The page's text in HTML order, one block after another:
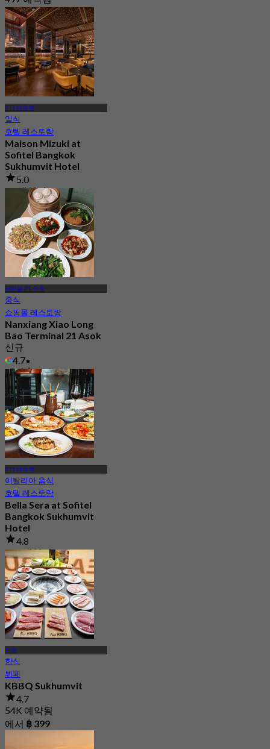
에서฿ 333
BTS 아속역
일식
호텔 레스토랑
Maison Mizuki at
Sofitel Bangkok
Sukhumvit Hotel
5.0
69 예약됨
฿ 1,500
터미널 21 아속
중식
쇼핑몰 레스토랑
Nanxiang Xiao Long
Bao Terminal 21 Asok
신규
4.7
에서฿ 157
BTS 아속역
이탈리아 음식
호텔 레스토랑
Bella Sera at Sofitel
Bangkok Sukhumvit
Hotel
4.8
481 예약됨
에서฿ 449.5
아속
한식
뷔페
KBBQ Sukhumvit
4.7
54K 예약됨
에서 ฿ 399